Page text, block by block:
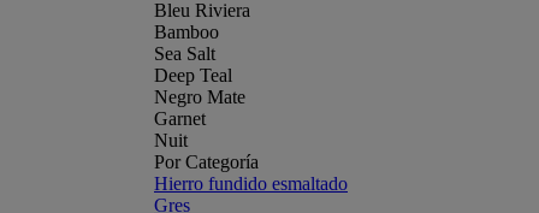
Bleu Riviera
Bamboo
Sea Salt
Deep Teal
Negro Mate
Garnet
Nuit
Por Categoría
Hierro fundido esmaltado
Gres